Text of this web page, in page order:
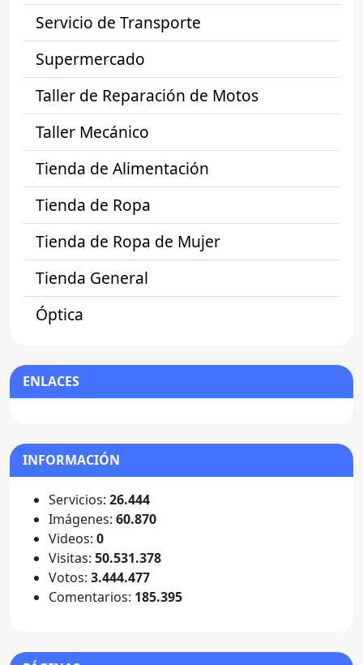
Servicio de Transporte
Supermercado
Taller de Reparación de Motos
Taller Mecánico
Tienda de Alimentación
Tienda de Ropa
Tienda de Ropa de Mujer
Tienda General
Óptica
ENLACES
INFORMACIÓN
Servicios: 26.444
Imágenes: 60.870
Videos: 0
Visitas: 50.531.378
Votos: 3.444.477
Comentarios: 185.395